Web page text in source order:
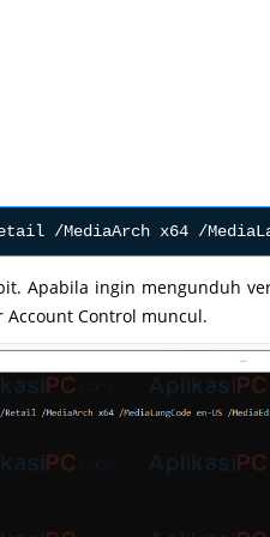
/MediaArch x64 /
Apabila ingin mengunduh
Control muncul.